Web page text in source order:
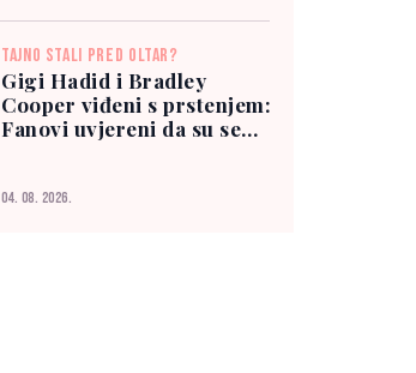
TAJNO STALI PRED OLTAR?
Gigi Hadid i Bradley
Cooper viđeni s prstenjem:
Fanovi uvjereni da su se
04. 08. 2026.